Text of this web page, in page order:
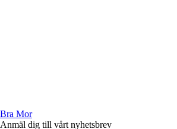
Bra Mor
Anmäl dig till vårt nyhetsbrev